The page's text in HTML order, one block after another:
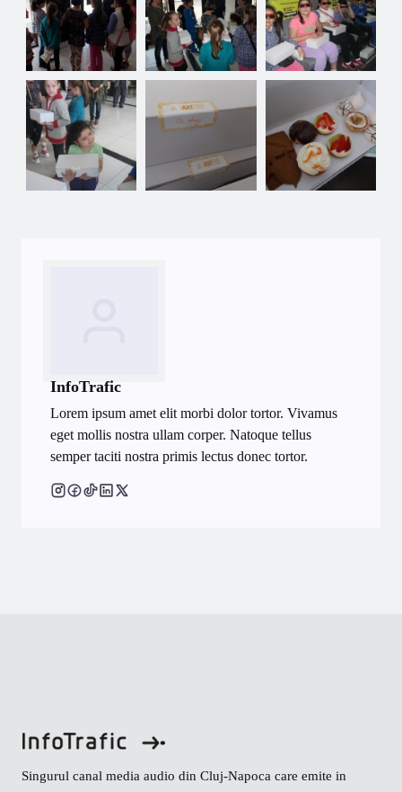
InfoTrafic
Lorem ipsum amet elit morbi dolor tortor. Vivamus
eget mollis nostra ullam corper. Natoque tellus
semper taciti nostra primis lectus donec tortor.
Singurul canal media audio din Cluj-Napoca care emite in